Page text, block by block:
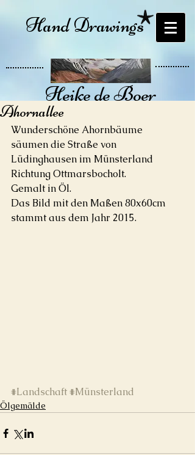
Heike de Boer
Hand Drawings
Öl auf Leinwand
Ahornallee
Wunderschöne Ahornbäume
säumen die Straße von
Lüdinghausen im Münsterland
Richtung Ottmarsbocholt.
Gemalt in Öl.
Das Bild mit den Maßen 80x60cm
stammt aus dem Jahr 2015.
#Landschaft#Münsterland
Ölgemälde